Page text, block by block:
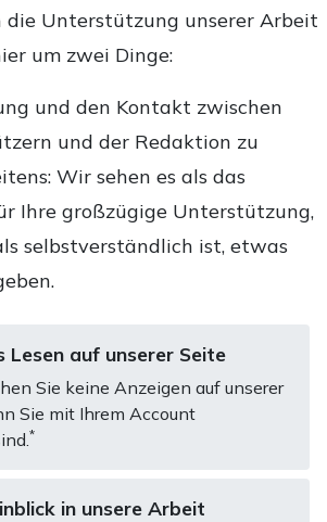
Unterstützung unserer Arbeit
um zwei Dinge:
und den Kontakt zwischen
und der Redaktion zu
Wir sehen es als das
Ihre großzügige Unterstützung,
selbstverständlich ist, etwas
Lesen auf unserer Seite
Sie keine Anzeigen auf unserer
Sie mit Ihrem Account
*
in unsere Arbeit